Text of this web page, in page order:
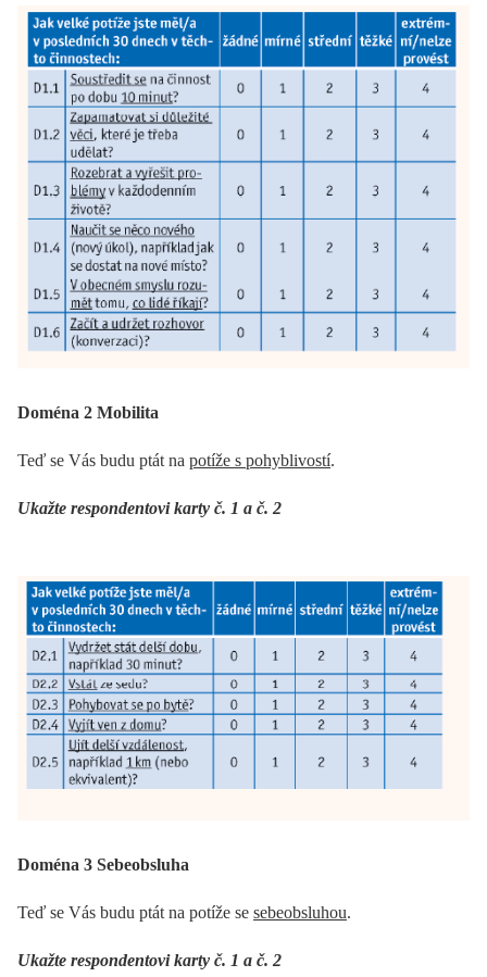
Doména 2 Mobilita
Teď se Vás budu ptát na potíže s pohyblivostí.
Ukažte respondentovi karty č. 1 a č. 2
Doména 3 Sebeobsluha
Teď se Vás budu ptát na potíže se sebeobsluhou.
Ukažte respondentovi karty č. 1 a č. 2